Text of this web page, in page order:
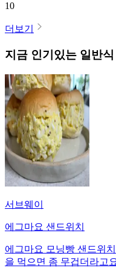
10
더보기
지금 인기있는 일반식
서브웨이
에그마요 샌드위치
에그마요 모닝빵 샌드위
을 먹으면 좀 무겁더라고